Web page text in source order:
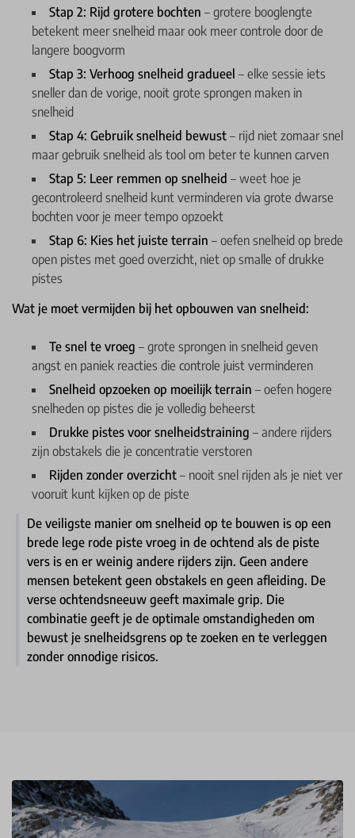
Stap 2: Rijd grotere bochten – grotere booglengte
betekent meer snelheid maar ook meer controle door de
langere boogvorm
Stap 3: Verhoog snelheid gradueel – elke sessie iets
sneller dan de vorige, nooit grote sprongen maken in
snelheid
Stap 4: Gebruik snelheid bewust – rijd niet zomaar snel
maar gebruik snelheid als tool om beter te kunnen carven
Stap 5: Leer remmen op snelheid – weet hoe je
gecontroleerd snelheid kunt verminderen via grote dwarse
bochten voor je meer tempo opzoekt
Stap 6: Kies het juiste terrain – oefen snelheid op brede
open pistes met goed overzicht, niet op smalle of drukke
pistes
Wat je moet vermijden bij het opbouwen van snelheid:
Te snel te vroeg – grote sprongen in snelheid geven
angst en paniek reacties die controle juist verminderen
Snelheid opzoeken op moeilijk terrain – oefen hogere
snelheden op pistes die je volledig beheerst
Drukke pistes voor snelheidstraining – andere rijders
zijn obstakels die je concentratie verstoren
Rijden zonder overzicht – nooit snel rijden als je niet ver
vooruit kunt kijken op de piste
De veiligste manier om snelheid op te bouwen is op een
brede lege rode piste vroeg in de ochtend als de piste
vers is en er weinig andere rijders zijn. Geen andere
mensen betekent geen obstakels en geen afleiding. De
verse ochtendsneeuw geeft maximale grip. Die
combinatie geeft je de optimale omstandigheden om
bewust je snelheidsgrens op te zoeken en te verleggen
zonder onnodige risicos.